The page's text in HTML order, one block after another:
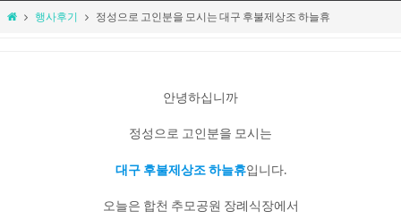
Home행사후기 정성으로 고인분을 모시는 대구 후불제상조 하늘휴
안녕하십니까
정성으로 고인분을 모시는
대구 후불제상조 하늘휴입니다.
오늘은 합천 추모공원 장례식장에서